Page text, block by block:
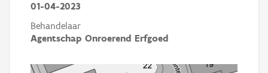
01-04-2023
Behandelaar
Agentschap Onroerend Erfgoed